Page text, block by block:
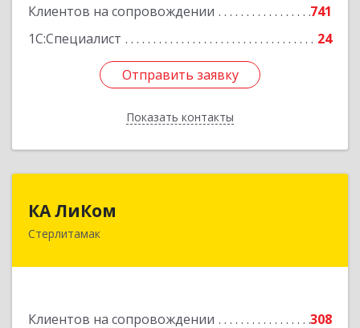
Клиентов на сопровождении
741
1С:Специалист
24
Отправить заявку
Показать контакты
Отправить заявку
Назад
КА ЛиКом
Стерлитамак
Клиентов на сопровождении 308
453115, Башкортостан Респ, г.о. город
Подробнее